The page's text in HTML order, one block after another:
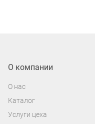
О компании
О нас
Каталог
Услуги цеха